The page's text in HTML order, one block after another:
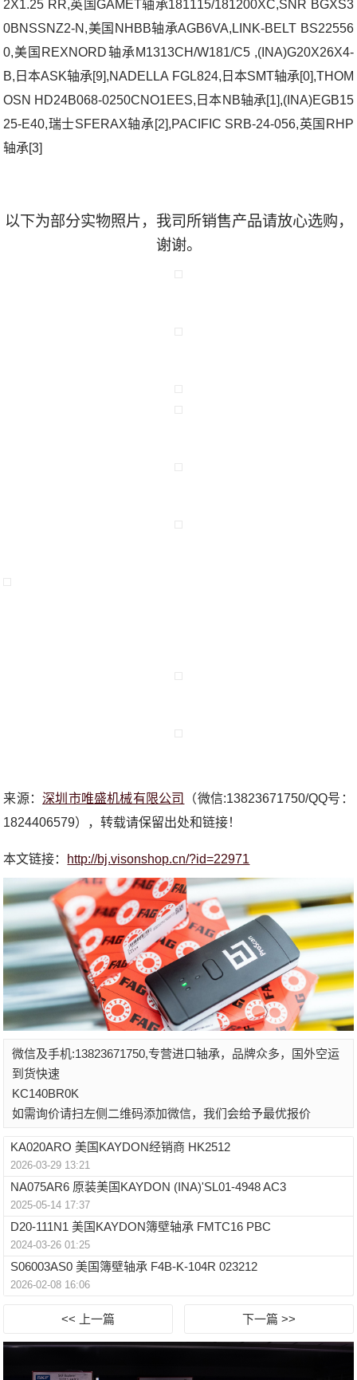
2X1.25 RR,英国GAMET轴承181115/181200XC,SNR BGXS3
0BNSSNZ2-N,美国NHBB轴承AGB6VA,LINK-BELT BS22556
0,美国REXNORD轴承M1313CH/W181/C5 ,(INA)G20X26X4-
B,日本ASK轴承[9],NADELLA FGL824,日本SMT轴承[0],THOM
OSN HD24B068-0250CNO1EES,日本NB轴承[1],(INA)EGB15
25-E40,瑞士SFERAX轴承[2],PACIFIC SRB-24-056,英国RHP
轴承[3]
以下为部分实物照片，我司所销售产品请放心选购，
谢谢。
来源：深圳市唯盛机械有限公司
（微信:13823671750/QQ号：
1824406579），转载请保留出处和链接！
本文链接： http://bj.visonshop.cn/?id=22971
微信及手机:13823671750,专营进口轴承，品牌众多，国外空运
到货快速
KC140BR0K
如需询价请扫左侧二维码添加微信，我们会给予最优报价
KA020ARO 美国KAYDON经销商 HK2512
2026-03-29 13:21
NA075AR6 原装美国KAYDON (INA)'SL01-4948 AC3
2025-05-14 17:37
D20-111N1 美国KAYDON簿壁轴承 FMTC16 PBC
2024-03-26 01:25
S06003AS0 美国簿壁轴承 F4B-K-104R 023212
2026-02-08 16:06
<< 上一篇 下一篇 >>